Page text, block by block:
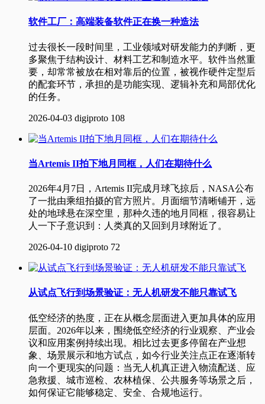
软件工厂：高端装备软件正在换一种造法
过去很长一段时间里，工业领域对研发能力的判断，更
多聚焦于结构设计、材料工艺和制造水平。软件当然重
要，却常常被放在相对靠后的位置，被视作硬件定型后
的配套环节，承担的是功能实现、逻辑补充和局部优化
的任务。
2026-04-03 digiproto 108
当Artemis II拍下地月同框，人们在期待什么
2026年4月7日，Artemis II完成月球飞掠后，NASA公布
了一批由乘组拍摄的官方照片。月面细节清晰铺开，远
处的地球悬在深空里，那种久违的地月同框，很容易让
人一下子意识到：人类真的又回到月球附近了。
2026-04-10 digiproto 72
从试点飞行到场景验证：无人机研发不能只靠试飞
低空经济的热度，正在从概念层面进入更加具体的应用
层面。2026年以来，围绕低空经济的行业观察、产业会
议和应用案例持续出现。相比过去更多停留在产业想
象、场景展示和地方试点，如今行业关注点正在逐渐转
向一个更现实的问题：当无人机真正进入物流配送、应
急救援、城市巡检、农林植保、公共服务等场景之后，
如何保证它能够稳定、安全、合规地运行。